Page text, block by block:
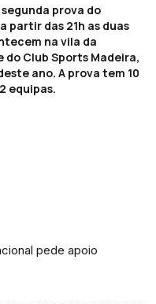
prova do
partir das 21h as duas
na vila da
Club Sports Madeira,
ano. A prova tem 10
equipas.
pede apoio